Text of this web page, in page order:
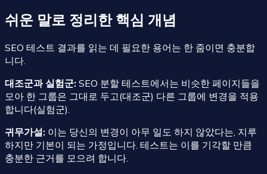
쉬운 말로 정리한 핵심 개념
SEO 테스트 결과를 읽는 데 필요한 용어는 한 줌이면 충분합
니다.
대조군과 실험군: SEO 분할 테스트에서는 비슷한 페이지들을
모아 한 그룹은 그대로 두고(대조군) 다른 그룹에 변경을 적용
합니다(실험군).
귀무가설: 이는 당신의 변경이 아무 일도 하지 않았다는, 지루
하지만 기본이 되는 가정입니다. 테스트는 이를 기각할 만큼
충분한 근거를 모으려 합니다.